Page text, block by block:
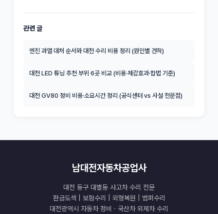
관련 글
엔진 과열 대처 순서와 대전 수리 비용 정리 (원인별 견적)
대전 LED 튜닝 추천 부위 6곳 비교 (비용·체감효과·합법 기준)
대전 GV80 정비 비용·소요시간 정리 (공식센터 vs 사설 전문점)
남대전자동차공업사
대전 동구 대별동 사고차 수리 전문
판금도색 | 보험수리 | 외형복원 | 범퍼수리
대전광역시 자동차 정비 · 국산차 외제차 수리